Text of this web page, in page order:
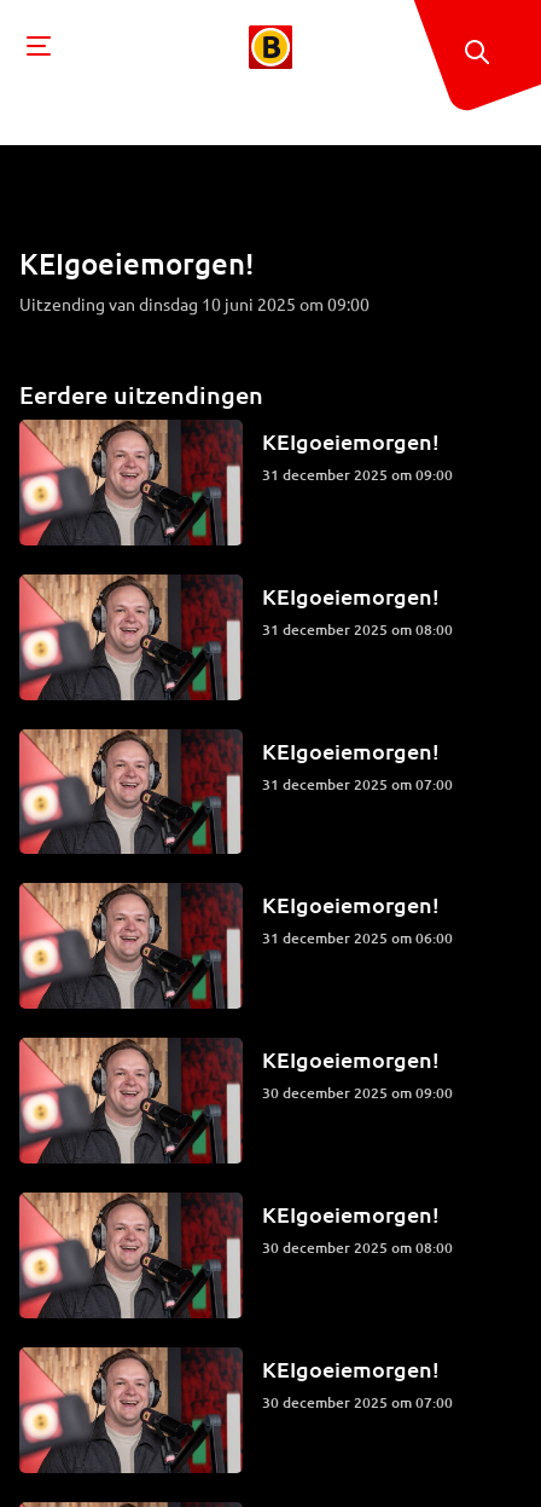
KEIgoeiemorgen!
Uitzending van dinsdag 10 juni 2025 om 09:00
Eerdere uitzendingen
KEIgoeiemorgen!
31 december 2025 om 09:00
KEIgoeiemorgen!
31 december 2025 om 08:00
KEIgoeiemorgen!
31 december 2025 om 07:00
KEIgoeiemorgen!
31 december 2025 om 06:00
KEIgoeiemorgen!
30 december 2025 om 09:00
KEIgoeiemorgen!
30 december 2025 om 08:00
KEIgoeiemorgen!
30 december 2025 om 07:00